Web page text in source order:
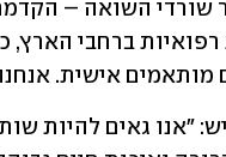
מותאמים אישית.